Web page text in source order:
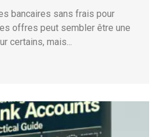
bancaires sans frais pour
offres peut sembler être une
certains, mais...